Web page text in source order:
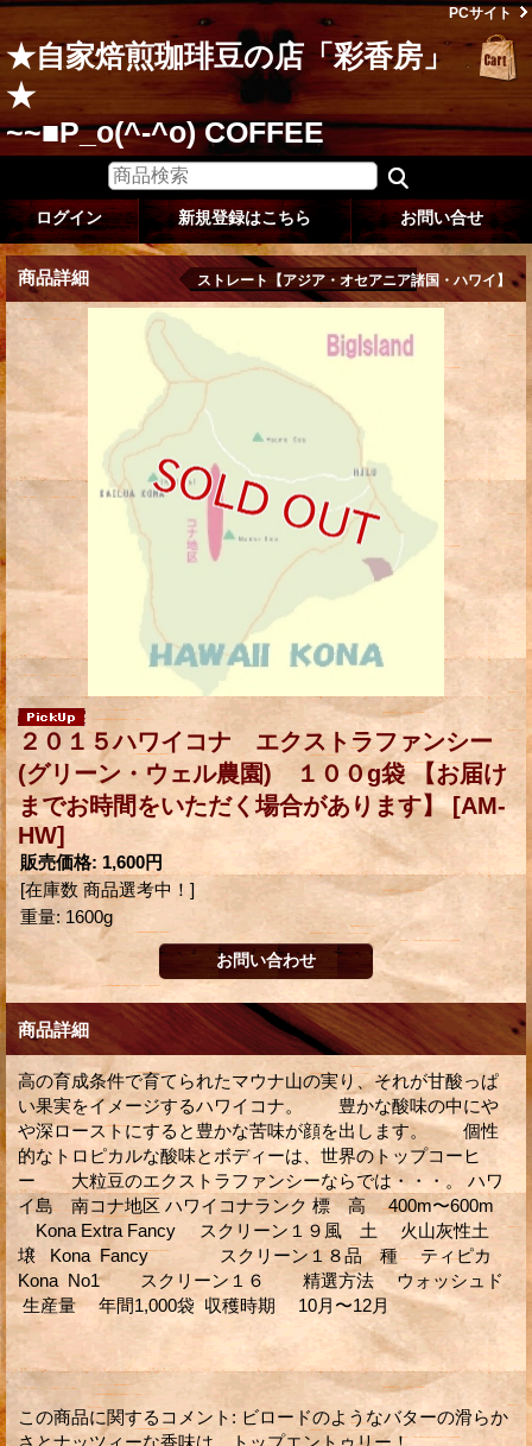
PCサイト
★自家焙煎珈琲豆の店「彩香房」
★
~~■P_o(^-^o) COFFEE
ログイン 新規登録はこちら お問い合せ
商品詳細 ストレート【アジア・オセアニア諸国・ハワイ】
２０１５ハワイコナ エクストラファンシー
(グリーン・ウェル農園) １００g袋 【お届け
までお時間をいただく場合があります】 [AM-
HW]
販売価格: 1,600円
[在庫数 商品選考中！]
重量: 1600g
商品詳細
高の育成条件で育てられたマウナ山の実り、それが甘酸っぱ
い果実をイメージするハワイコナ。 豊かな酸味の中にや
や深ローストにすると豊かな苦味が顔を出します。 個性
的なトロピカルな酸味とボディーは、世界のトップコーヒ
ー 大粒豆のエクストラファンシーならでは・・・。 ハワ
イ島 南コナ地区 ハワイコナランク 標 高 400m〜600m
Kona Extra Fancy スクリーン１９風 土 火山灰性土
壌 Kona Fancy スクリーン１８品 種 ティピカ
Kona No1 スクリーン１６ 精選方法 ウォッシュド
生産量 年間1,000袋 収穫時期 10月〜12月
この商品に関するコメント : ビロードのようなバターの滑らか
さとナッツィーな香味は、トップエントゥリー！